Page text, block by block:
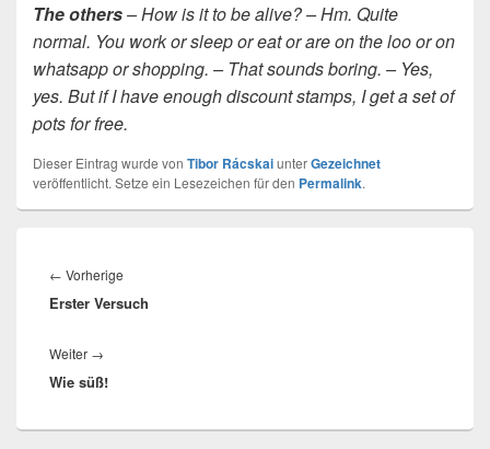
The others– How is it to be alive? – Hm. Quite
normal. You work or sleep or eat or are on the loo or on
whatsapp or shopping. – That sounds boring. – Yes,
yes. But if I have enough discount stamps, I get a set of
pots for free.
Dieser Eintrag wurde von Tibor RácskaiunterGezeichnet
veröffentlicht. Setze ein Lesezeichen für den Permalink.
← Vorherige
Beitrag:
Erster Versuch
Weiter →
Beitrag:
Wie süß!